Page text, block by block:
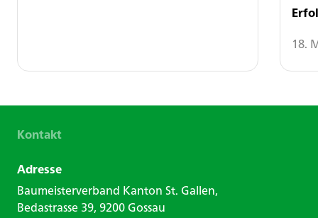
18.
Kontakt
Adresse
Baumeisterverband Kanton St. Gallen,
Bedastrasse 39, 9200 Gossau